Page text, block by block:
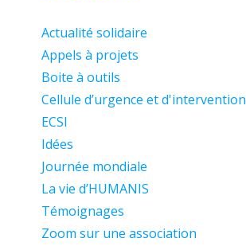
Actualité solidaire
Appels à projets
Boite à outils
Cellule d’urgence et d'intervention
ECSI
Idées
Journée mondiale
La vie d’HUMANIS
Témoignages
Zoom sur une association